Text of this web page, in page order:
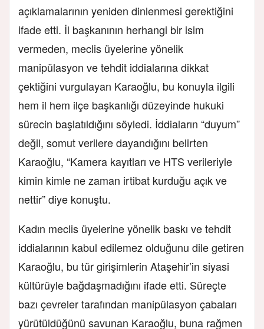
açıklamalarının yeniden dinlenmesi gerektiğini
ifade etti. İl başkanının herhangi bir isim
vermeden, meclis üyelerine yönelik
manipülasyon ve tehdit iddialarına dikkat
çektiğini vurgulayan Karaoğlu, bu konuyla ilgili
hem il hem ilçe başkanlığı düzeyinde hukuki
sürecin başlatıldığını söyledi. İddiaların “duyum”
değil, somut verilere dayandığını belirten
Karaoğlu, “Kamera kayıtları ve HTS verileriyle
kimin kimle ne zaman irtibat kurduğu açık ve
nettir” diye konuştu.
Kadın meclis üyelerine yönelik baskı ve tehdit
iddialarının kabul edilemez olduğunu dile getiren
Karaoğlu, bu tür girişimlerin Ataşehir’in siyasi
kültürüyle bağdaşmadığını ifade etti. Süreçte
bazı çevreler tarafından manipülasyon çabaları
yürütüldüğünü savunan Karaoğlu, buna rağmen